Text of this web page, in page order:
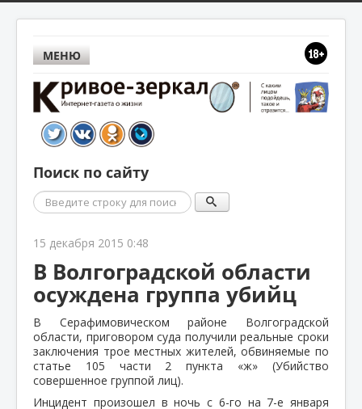
МЕНЮ
Поиск по сайту
Поиск
15 декабря 2015 0:48
В Волгоградской области
осуждена группа убийц
В Серафимовическом районе Волгоградской
области, приговором суда получили реальные сроки
заключения трое местных жителей, обвиняемые по
статье 105 части 2 пункта «ж» (Убийство
совершенное группой лиц).
Инцидент произошел в ночь с 6-го на 7-е января